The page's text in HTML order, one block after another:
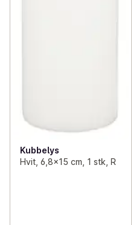
Kubbelys
Hvit, 6,8x15 cm, 1 stk, R